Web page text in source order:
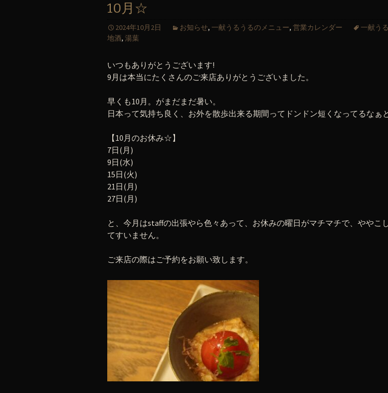
10月☆
2024年10月2日 お知らせ, 一献うるうるのメニュー, 営業カレンダー 一献う
地酒, 湯葉
いつもありがとうございます!
9月は本当にたくさんのご来店ありがとうございました。
早くも10月。がまだまだ暑い。
日本って気持ち良く、お外を散歩出来る期間ってドンドン短くなってるなぁと
【10月のお休み☆】
7日(月)
9日(水)
15日(火)
21日(月)
27日(月)
と、今月はstaffの出張やら色々あって、お休みの曜日がマチマチで、ややこ
てすいません。
ご来店の際はご予約をお願い致します。